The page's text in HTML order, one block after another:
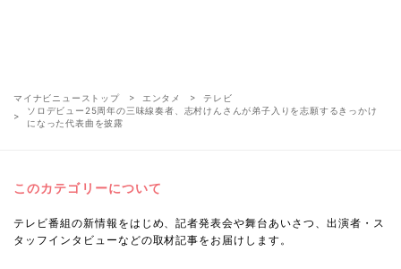
マイナビニューストップ エンタメ
テレビ
ソロデビュー25周年の三味線奏者、志村けんさんが弟子入りを志願するきっかけ
になった代表曲を披露
このカテゴリーについて
テレビ番組の新情報をはじめ、記者発表会や舞台あいさつ、出演者・ス
タッフインタビューなどの取材記事をお届けします。